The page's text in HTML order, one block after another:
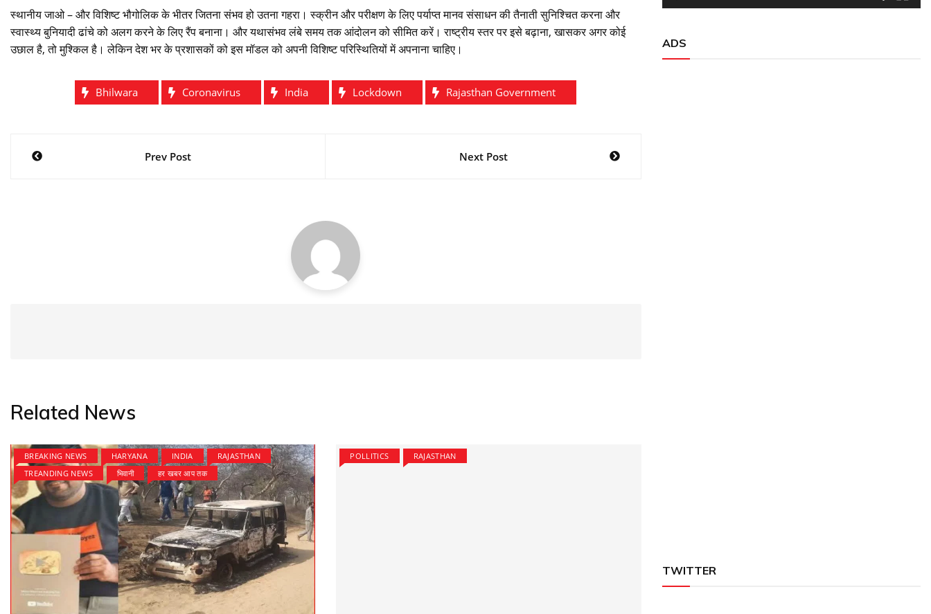
स्थानीय जाओ – और विशिष्ट भौगोलिक के भीतर जितना संभव हो उतना गहरा। स्क्रीन और परीक्षण के लिए पर्याप्त मानव संसाधन की तैनाती सुनिश्चित करना और
स्वास्थ्य बुनियादी ढांचे को अलग करने के लिए रैंप बनाना। और यथासंभव लंबे समय तक आंदोलन को सीमित करें। राष्ट्रीय स्तर पर इसे बढ़ाना, खासकर अगर कोई
उछाल है, तो मुश्किल है। लेकिन देश भर के प्रशासकों को इस मॉडल को अपनी विशिष्ट परिस्थितियों में अपनाना चाहिए।
Bhilwara Coronavirus India Lockdown Rajasthan Government
Post
Prev Post Next Post
Related News
BREAKING NEWS HARYANA INDIA
RAJASTHAN
TREANDING NEWS
भिवानी हर खबर आप तक
POLLITICS RAJASTHAN
ADS
TWITTER